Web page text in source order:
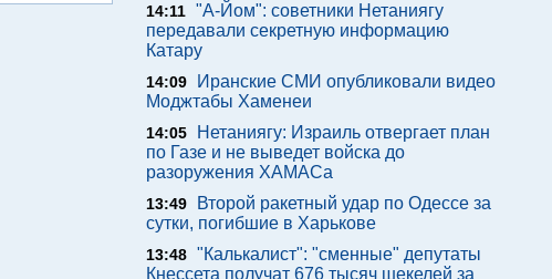
14:11 "А-Йом": советники Нетаниягу
передавали секретную информацию
Катару
14:09
Иранские СМИ опубликовали видео
Моджтабы Хаменеи
14:05
Нетаниягу: Израиль отвергает план
по Газе и не выведет войска до
разоружения ХАМАСа
13:49
Второй ракетный удар по Одессе за
сутки, погибшие в Харькове
13:48 "Калькалист": "сменные" депутаты
Кнессета получат 676 тысяч шекелей за